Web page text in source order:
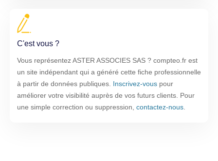
C'est vous ?
Vous représentez ASTER ASSOCIES SAS ? compteo.fr est
un site indépendant qui a généré cette fiche professionnelle
à partir de données publiques. Inscrivez-vous pour
améliorer votre visibilité auprès de vos futurs clients. Pour
une simple correction ou suppression, contactez-nous